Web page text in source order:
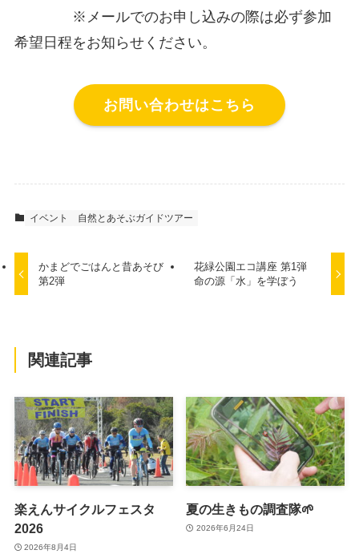
※メールでのお申し込みの際は必ず参加
希望日程をお知らせください。
お問い合わせはこちら
イベント 自然とあそぶガイドツアー
かまどでごはんと昔あそび
第2弾
花緑公園エコ講座 第1弾
命の源「水」を学ぼう
関連記事
楽えんサイクルフェスタ
2026
2026年8月4日
夏の生きもの調査隊🌱
2026年6月24日